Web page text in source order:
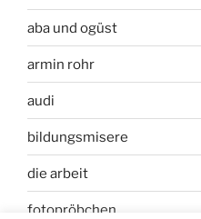
aba und ogüst
armin rohr
audi
bildungsmisere
die arbeit
fotopröbchen